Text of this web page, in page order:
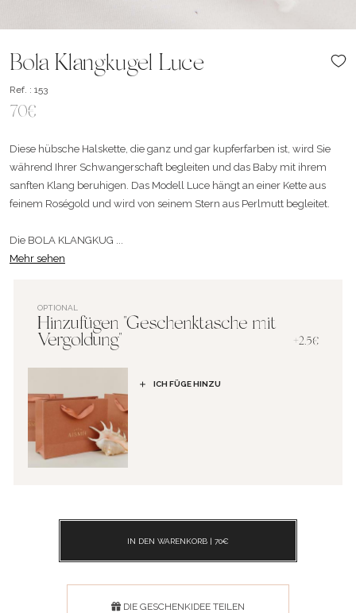
Bola Klangkugel Luce
Ref. : 153
70€
Diese hübsche Halskette, die ganz und gar kupferfarben ist, wird Sie
während Ihrer Schwangerschaft begleiten und das Baby mit ihrem
sanften Klang beruhigen. Das Modell Luce hängt an einer Kette aus
feinem Roségold und wird von seinem Stern aus Perlmutt begleitet.
Die BOLA KLANGKUG ...
Mehr sehen
OPTIONAL
Hinzufügen "Geschenktasche mit
Vergoldung"
+2.5€
ICH FÜGE HINZU
IN DEN WARENKORB | 70€
DIE GESCHENKIDEE TEILEN